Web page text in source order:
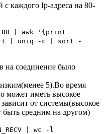
с каждого Ip-адреса на 80-
| awk '{print
| uniq -c | sort -
на соединение было
5).Во время
может иметь высокое
от системы(высокое
быть средним на другом)
| wc -l